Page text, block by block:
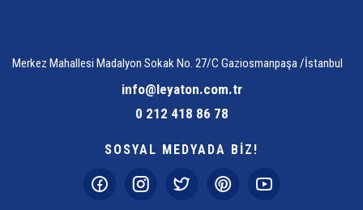
Merkez Mahallesi Madalyon Sokak No. 27/C Gaziosmanpaşa /İstanbul
info@leyaton.com.tr
0 212 418 86 78
SOSYAL MEDYADA BİZ!